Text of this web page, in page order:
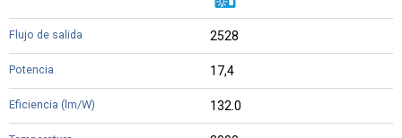
2528
17,4
132.0